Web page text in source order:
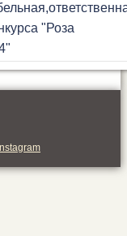
"Роза
Instagram